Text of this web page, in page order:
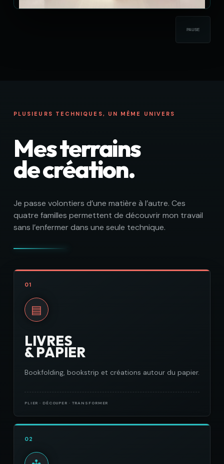
PAUSE
PLUSIEURS TECHNIQUES, UN MÊME UNIVERS
Mes terrains
de création.
Je passe volontiers d’une matière à l’autre. Ces
quatre familles permettent de découvrir mon travail
sans l’enfermer dans une seule technique.
01
▤
LIVRES
& PAPIER
Bookfolding, bookstrip et créations autour du papier.
PLIER · DÉCOUPER · TRANSFORMER
02